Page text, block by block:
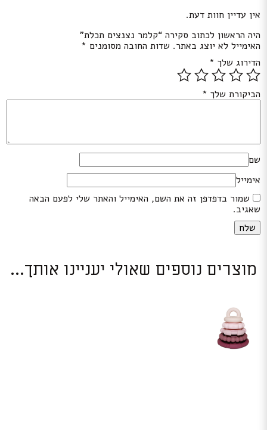
אין עדיין חוות דעת.
היה הראשון לכתוב סקירה “קלמר נצנצים תכלת”
האימייל לא יוצג באתר. שדות החובה מסומנים *
הדירוג שלך *
הביקורת שלך *
שם
אימייל
שמור בדפדפן זה את השם, האימייל והאתר שלי לפעם הבאה
שאגיב.
מוצרים נוספים שאולי יעניינו אותך...